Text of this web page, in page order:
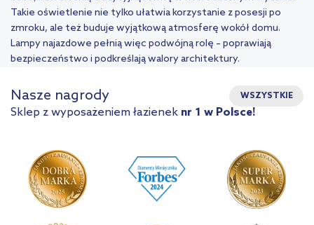
Takie oświetlenie nie tylko ułatwia korzystanie z posesji po
zmroku, ale też buduje wyjątkową atmosferę wokół domu.
Lampy najazdowe pełnią więc podwójną rolę – poprawiają
bezpieczeństwo i podkreślają walory architektury.
Nasze nagrody WSZYSTKIE
Sklep z wyposażeniem łazienek nr 1 w Polsce!